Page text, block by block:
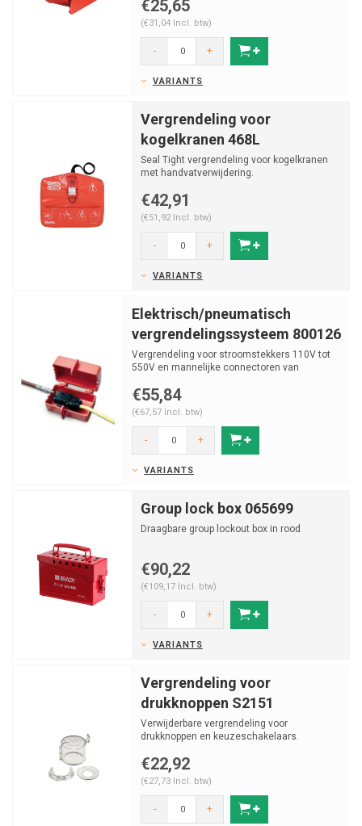
€25,65
(€31,04 Incl. btw)
- +
VARIANTS
Vergrendeling voor
kogelkranen 468L
Seal Tight vergrendeling voor kogelkranen
met handvatverwijdering.
€42,91
(€51,92 Incl. btw)
- +
VARIANTS
Elektrisch/pneumatisch
vergrendelingssysteem 800126
Vergrendeling voor stroomstekkers 110V tot
550V en mannelijke connectoren van
€55,84
(€67,57 Incl. btw)
- +
VARIANTS
Group lock box 065699
Draagbare group lockout box in rood
€90,22
(€109,17 Incl. btw)
- +
VARIANTS
Vergrendeling voor
drukknoppen S2151
Verwijderbare vergrendeling voor
drukknoppen en keuzeschakelaars.
€22,92
(€27,73 Incl. btw)
- +